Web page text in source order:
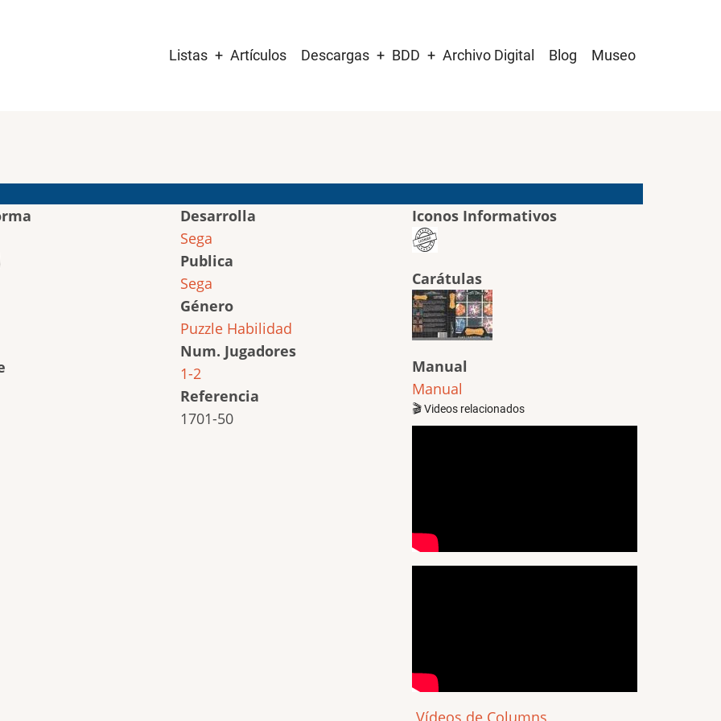
navigation
Listas Artículos Descargas BDD Archivo Digital Blog Museo
Desarrolla
Sega
Publica
Sega
Género
Puzzle Habilidad
Num. Jugadores
1-2
Referencia
1701-50
Iconos Informativos
Carátulas
Manual
Manual
🎬 Videos relacionados
Vídeos de Columns